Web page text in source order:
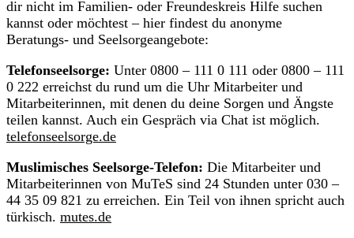
dir nicht im Familien- oder Freundeskreis Hilfe suchen
kannst oder möchtest – hier findest du anonyme
Beratungs- und Seelsorgeangebote:
Telefonseelsorge: Unter 0800 – 111 0 111 oder 0800 – 111
0 222 erreichst du rund um die Uhr Mitarbeiter und
Mitarbeiterinnen, mit denen du deine Sorgen und Ängste
teilen kannst. Auch ein Gespräch via Chat ist möglich.
telefonseelsorge.de
Muslimisches Seelsorge-Telefon: Die Mitarbeiter und
Mitarbeiterinnen von MuTeS sind 24 Stunden unter 030 –
44 35 09 821 zu erreichen. Ein Teil von ihnen spricht auch
türkisch. mutes.de